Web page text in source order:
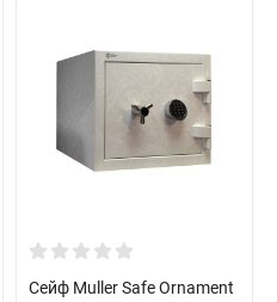
Сейф Muller Safe Ornament